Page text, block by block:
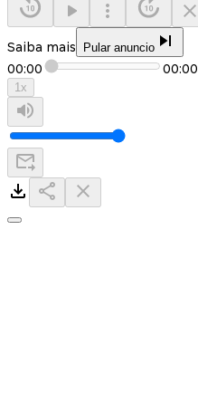
Saiba mais Pular anuncio
00:00 00:00
1x